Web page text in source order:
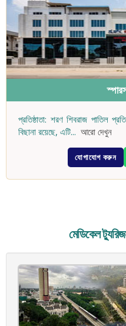
প্রতিষ্ঠাতা: শরণ শিবরাজ পাতিল
বিছানা রয়েছে, এটি... আরো দেখুন
যোগাযোগ করুন
মেডিকেল